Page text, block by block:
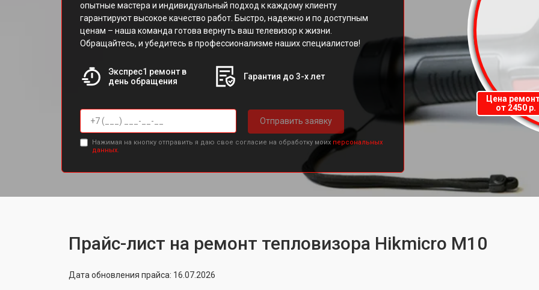
опытные мастера и индивидуальный подход к каждому клиенту
гарантируют высокое качество работ. Быстро, надежно и по доступным
ценам – наша команда готова вернуть ваш телевизор к жизни.
Обращайтесь, и убедитесь в профессионализме наших специалистов!
Экспрес1 ремонт в
день обращения
Гарантия до 3-х лет
Отправить заявку
Нажимая на кнопку отправить я даю свое согласие на обработку моих персональных
данных.
Цена
от 2450 р.
Прайс-лист на ремонт тепловизора Hikmicro M10
Дата обновления прайса: 16.07.2026